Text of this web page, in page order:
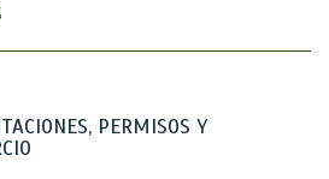
PERMISOS Y